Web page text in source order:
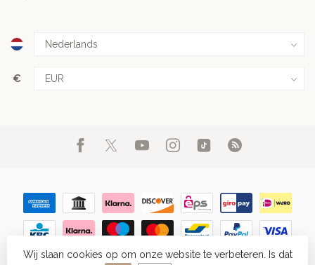
€
© Copyright 2026 FIGHT.NL - Powered byLightspeed-Lightspeed
Wij slaan cookies op om onze website te verbeteren. Is dat